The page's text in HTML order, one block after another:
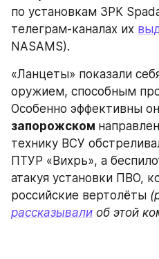
по установкам ЗРК
телеграм-каналах их
NASAMS).
«Ланцеты» показали
оружием, способным
запорожском
технику ВСУ
ПТУР «Вихрь», а
атакуя установки ПВО,
российские вертолёты
рассказывали об этой